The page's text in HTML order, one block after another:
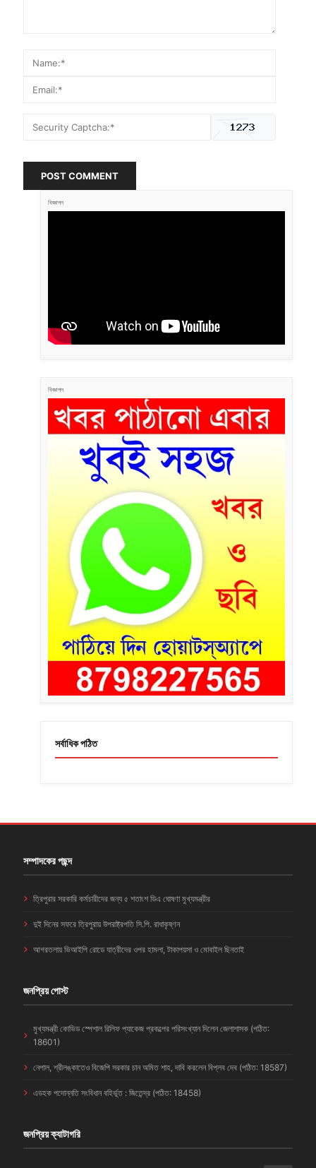
POST COMMENT
বিজ্ঞাপন
বিজ্ঞাপন
সর্বাধিক পঠিত
সম্পাদকের পছন্দ
ত্রিপুরার সরকারি কর্মচারীদের জন্য ৫ শতাংশ ডিএ ঘোষণা মুখ্যমন্ত্রীর
দুই দিনের সফরে ত্রিপুরায় উপরাষ্ট্রপতি সি.পি. রাধাকৃষ্ণন
আগরতলায় ভিআইপি রোডে যাত্রীদের ওপর হামলা, টাকাপয়সা ও মোবাইল ছিনতাই
জনপ্রিয় পোস্ট
মুখ্যমন্ত্রী কোভিড স্পেশাল রিলিফ প্যাকেজ প্রকল্পের পরিসংখ্যান দিলেন জেলাশাসক (পঠিত:
18601)
নেপাল, শ্রীলঙ্কাতেও বিজেপি সরকার চান অমিত শাহ, দাবি করলেন বিপ্লব দেব (পঠিত: 18587)
এডহক পদোন্নতি সংবিধান বহির্ভূত : জিতেন্দ্র (পঠিত: 18458)
জনপ্রিয় ক্যাটাগরি